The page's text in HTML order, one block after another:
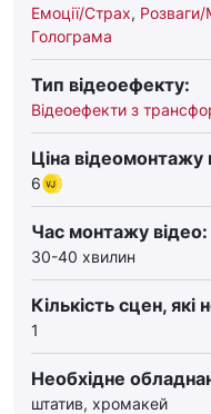
Емоції/Страх, Розваги/
Голограма
Тип відеоефекту:
Відеоефекти з
Ціна відеомонтажу
6
Час монтажу відео:
30-40 хвилин
Кількість сцен, які
1
Необхідне
штатив, хромакей